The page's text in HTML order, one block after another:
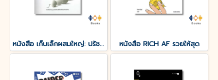
หนังสือ เก็บเล็กผสมใหญ่: ปรัชญาธุรกิจ จากผู้ล้มลุกเรียนรู้มากว่า 7 ทศวรรษ หนังสือ RICH AF รวยให้สุด